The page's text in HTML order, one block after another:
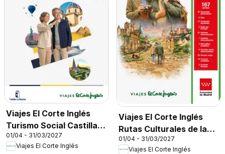
Viajes El Corte Inglés
Turismo Social Castilla
La Mancha
01/04 - 31/03/2027
Viajes El Corte Inglés
Viajes El Corte Inglés
Rutas Culturales de la
Comunidad de Madrid
01/04 - 31/03/2027
Viajes El Corte Inglés